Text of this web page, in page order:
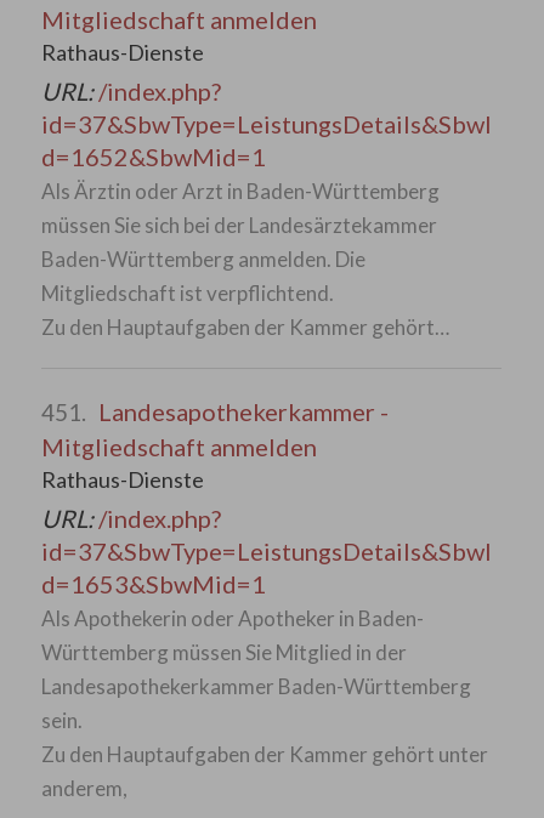
Mitgliedschaft anmelden
Rathaus-Dienste
URL:/index.php?
id=37&SbwType=LeistungsDetails&SbwI
d=1652&SbwMid=1
Als Ärztin oder Arzt in Baden-Württemberg
müssen Sie sich bei der Landesärztekammer
Baden-Württemberg anmelden. Die
Mitgliedschaft ist verpflichtend.
Zu den Hauptaufgaben der Kammer gehört…
451. Landesapothekerkammer -
Mitgliedschaft anmelden
Rathaus-Dienste
URL:/index.php?
id=37&SbwType=LeistungsDetails&SbwI
d=1653&SbwMid=1
Als Apothekerin oder Apotheker in Baden-
Württemberg müssen Sie Mitglied in der
Landesapothekerkammer Baden-Württemberg
sein.
Zu den Hauptaufgaben der Kammer gehört unter
anderem,